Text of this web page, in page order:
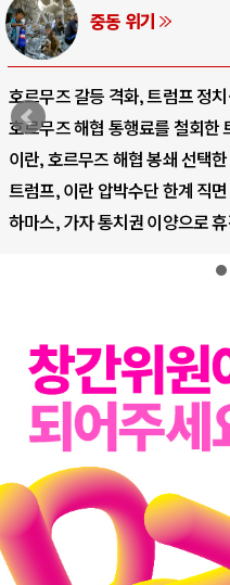
AI와 인간
중국 AI, 저가 공세로 글로벌 토
AI 국부펀드 구상 놓고 미국 진
AI 데이터센터 반대 투쟁은 새로
AI의 숨은 환경 비용: 데이터센터
AI는 어떻게 미국 민주주의를 잠